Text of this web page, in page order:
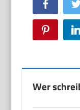
Facebook
Pinterest
Wer